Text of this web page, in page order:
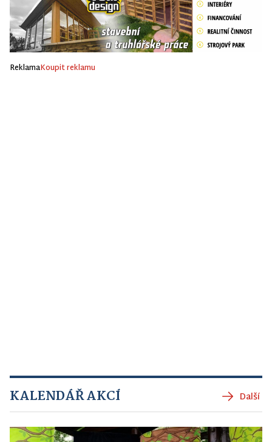
ReklamaKoupit reklamu
KALENDÁŘ AKCÍ Další